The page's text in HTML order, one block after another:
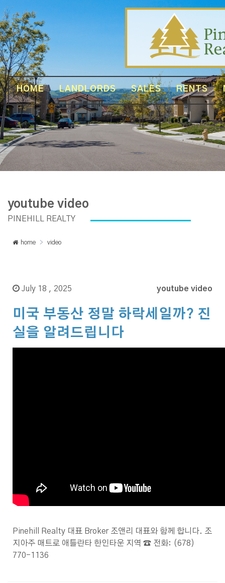
HOME LANDLORDS SALES RENTS
youtube video
PINEHILL REALTY
home video
youtube video
July 18 , 2025
미국 부동산 정말 하락세일까? 진
실을 알려드립니다
Pinehill Realty 대표 Broker 조앤리 대표와 함께 합니다. 조
지아주 매트로 애틀란타 한인타운 지역 ☎️ 전화: (678)
770-1136